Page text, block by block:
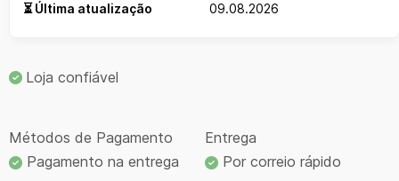
⏳ Última atualização 09.08.2026
Loja confiável
Métodos de Pagamento
Pagamento na entrega
Entrega
Por correio rápido